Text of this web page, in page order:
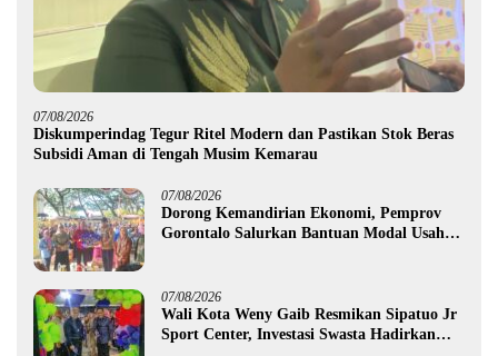
07/08/2026
Diskumperindag Tegur Ritel Modern dan Pastikan Stok Beras
Subsidi Aman di Tengah Musim Kemarau
07/08/2026
Dorong Kemandirian Ekonomi, Pemprov
Gorontalo Salurkan Bantuan Modal Usaha
07/08/2026
Wali Kota Weny Gaib Resmikan Sipatuo Jr
Sport Center, Investasi Swasta Hadirkan